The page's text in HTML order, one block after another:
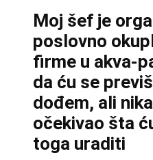
Moj šef je
poslovno
firme u akva-
da ću se
dođem, ali
očekivao šta
toga uraditi